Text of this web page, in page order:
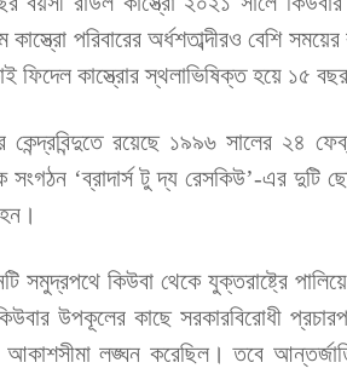
কাস্ত্রো পরিবারের অর্ধশতাব্দীরও বেশি
ফিদেল কাস্ত্রোর স্থলাভিষিক্ত হয়ে ১৫
কেন্দ্রবিন্দুতে রয়েছে ১৯৯৬ সালের ২৪
সংগঠন ‘ব্রাদার্স টু দ্য রেসকিউ’-এর
সমুদ্রপথে কিউবা থেকে যুক্তরাষ্ট্রে
উপকূলের কাছে সরকারবিরোধী
আকাশসীমা লঙ্ঘন করেছিল। তবে